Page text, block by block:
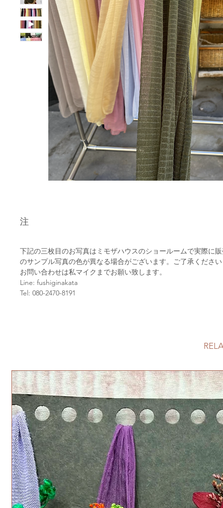
注
下記の三枚目のお写真はミモザハウスのショールームで実際
のサンプル写真の色が異なる場合がございます。ご了承くださ
お問い合わせは私マイクまでお願い致します。
Line: fushiginakata
Tel: 080-2470-8191